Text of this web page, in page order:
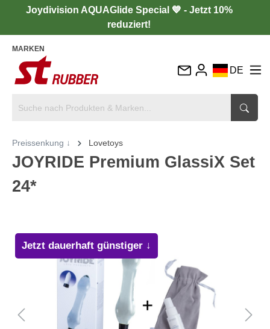
Joydivision AQUAGlide Special 💙 - Jetzt 10%
reduziert!
MARKEN
DE
IT
Preissenkung ↓ Lovetoys
JOYRIDE Premium GlassiX Set
24*
Jetzt dauerhaft günstiger ↓